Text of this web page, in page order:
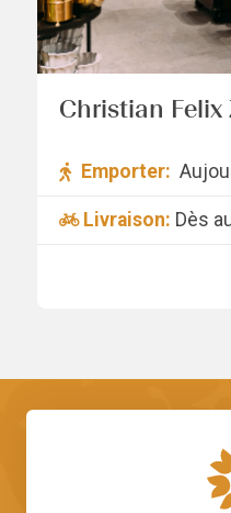
Christian Felix
Emporter:
Livraison: Dès